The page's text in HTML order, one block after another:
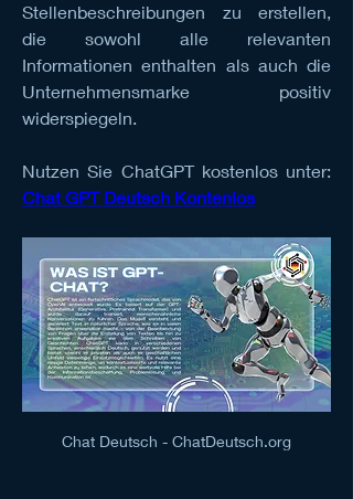
Stellenbeschreibungen zu erstellen,
die sowohl alle relevanten
Informationen enthalten als auch die
Unternehmensmarke positiv
widerspiegeln.
Chat GPT Deutsch Kontenlos
Chat Deutsch - ChatDeutsch.org